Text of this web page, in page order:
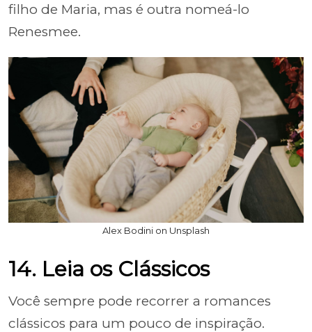
filho de Maria, mas é outra nomeá-lo
Renesmee.
Alex Bodini on Unsplash
14. Leia os Clássicos
Você sempre pode recorrer a romances
clássicos para um pouco de inspiração.